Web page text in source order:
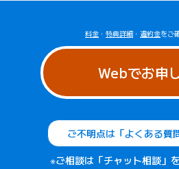
料金 ・ 特典詳細 ・ 違約金をご
Webでお申
ご不明点は「よくある質
※ご相談は「チャット相談」